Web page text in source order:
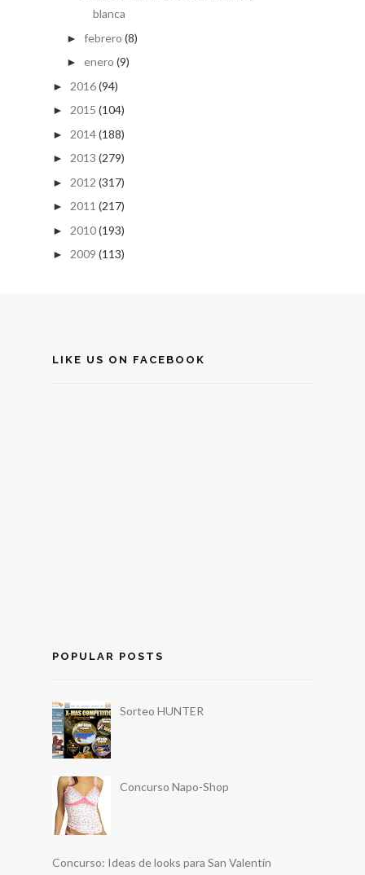
blanca
► febrero (8)
► enero (9)
► 2016(94)
► 2015 (104)
► 2014(188)
► 2013 (279)
► 2012 (317)
► 2011 (217)
► 2010(193)
► 2009 (113)
LIKE US ON FACEBOOK
POPULAR POSTS
Sorteo HUNTER
Concurso Napo-Shop
Concurso: Ideas de looks para San Valentín